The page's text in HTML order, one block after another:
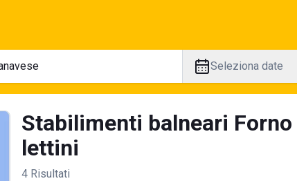
Seleziona date
Stabilimenti balneari
lettini
4 Risultati